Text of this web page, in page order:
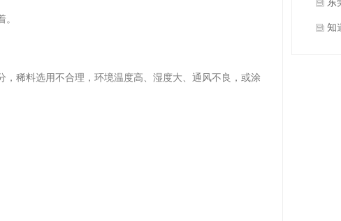
稀料选用不合理，环境温度高、湿度大、通风不良，或涂
什
东
方
知